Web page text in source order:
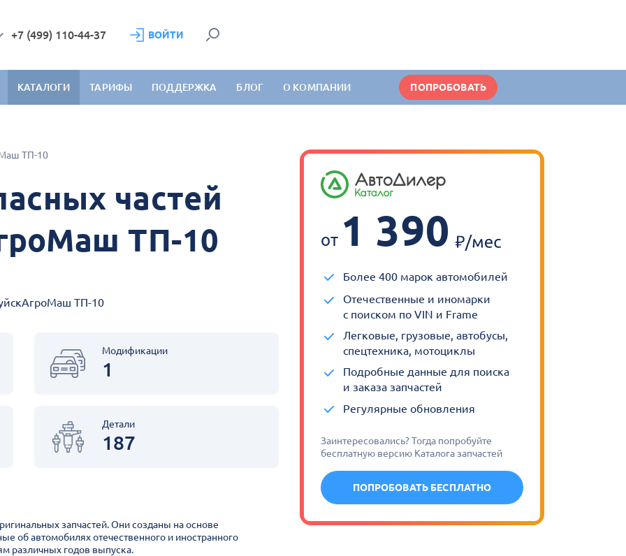
+7 (499) 110-44-37 ВОЙТИ
КАТАЛОГИ ТАРИФЫ ПОДДЕРЖКА БЛОГ О КОМПАНИИ ПОПРОБОВАТЬ
ТП-10
частей
ТП-10
ТП-10
Модификации
1
Детали
187
запчастей. Они созданы на основе
об автомобилях отечественного и иностранного
различных годов выпуска.
от 1 390
Более 400 марок автомобилей
Отечественные и иномарки
с поиском по VIN и Frame
Легковые, грузовые, автобусы,
спецтехника, мотоциклы
Подробные данные для поиска
и заказа запчастей
Регулярные обновления
Заинтересовались? Тогда попробуйте
бесплатную версию Каталога запчастей
ПОПРОБОВАТЬ БЕСПЛАТНО